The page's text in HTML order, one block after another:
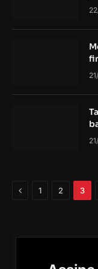
Anterior
1 2 3